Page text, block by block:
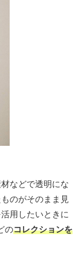
などで透明にな
のがそのまま見
用したいときに
のコレクションを